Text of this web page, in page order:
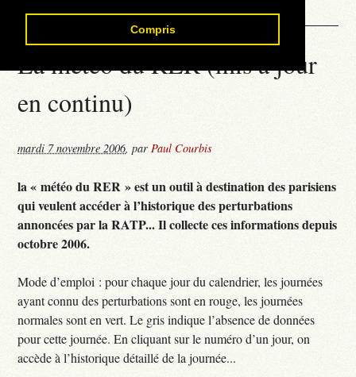
Compris
Contact
La météo du RER (mis à jour
en continu)
mardi 7 novembre 2006,parPaul Courbis
la « météo du RER » est un outil à destination des parisiens
qui veulent accéder à l’historique des perturbations
annoncées par la RATP... Il collecte ces informations depuis
octobre 2006.
Mode d’emploi : pour chaque jour du calendrier, les journées
ayant connu des perturbations sont en rouge, les journées
normales sont en vert. Le gris indique l’absence de données
pour cette journée. En cliquant sur le numéro d’un jour, on
accède à l’historique détaillé de la journée...